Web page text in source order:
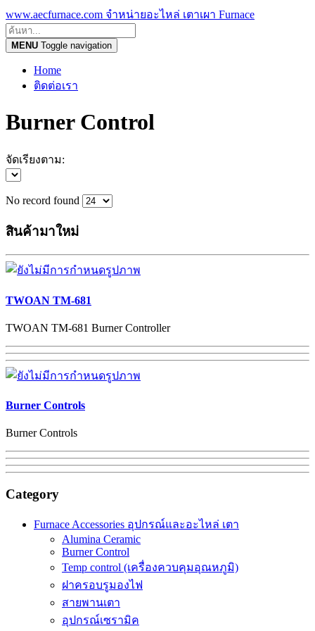
www.aecfurnace.com จำหน่ายอะไหล่ เตาเผา Furnace
MENU Toggle navigation
Home
ติดต่อเรา
Burner Control
จัดเรียงตาม:
No record found
สินค้ามาใหม่
TWOAN TM-681
TWOAN TM-681 Burner Controller
Burner Controls
Burner Controls
Category
Furnace Accessories อุปกรณ์และอะไหล่ เตา
Alumina Ceramic
Burner Control
Temp control (เครื่องควบคุมอุณหภูมิ)
ฝาครอบรูมองไฟ
สายพานเตา
อุปกรณ์เซรามิค